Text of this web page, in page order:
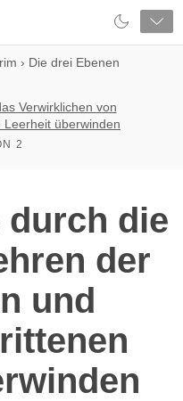
› Die drei Ebenen
Verwirklichen von
Leerheit überwinden
2
durch die
der
und